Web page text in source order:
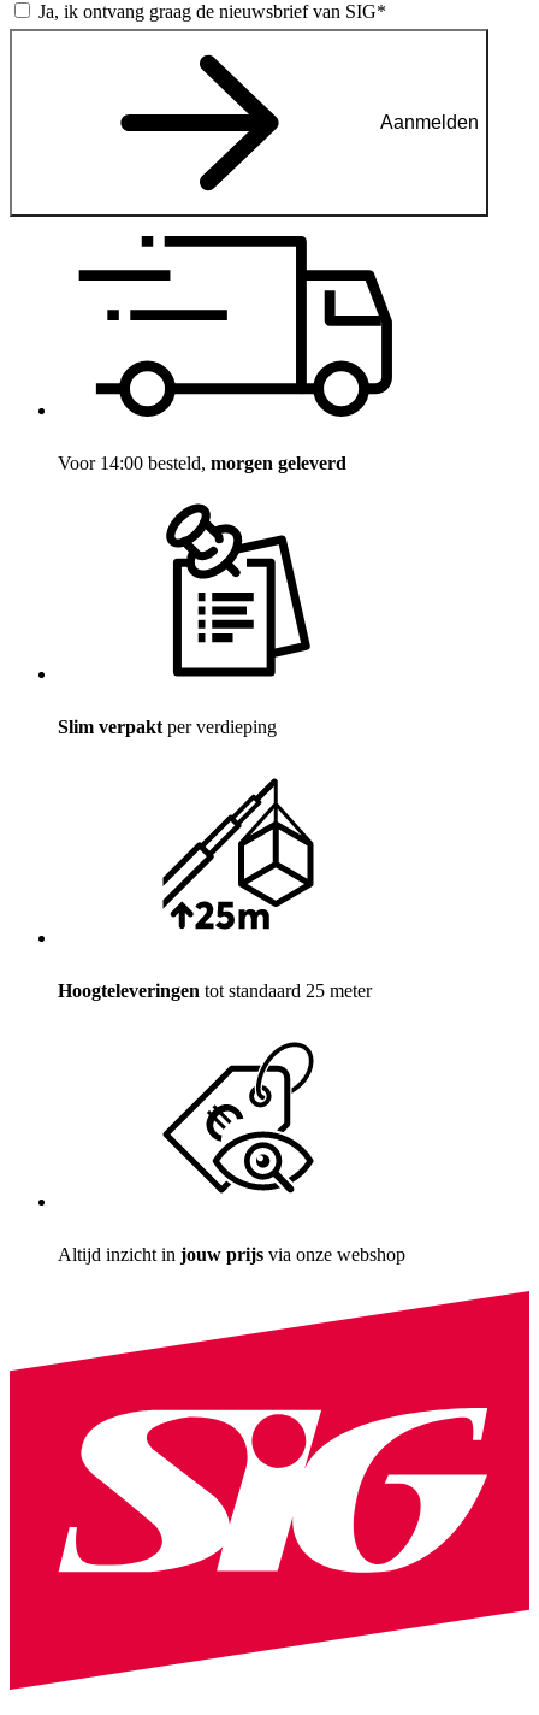
Ja, ik ontvang graag de nieuwsbrief van SIG*
Aanmelden
Voor 14:00 besteld, morgen geleverd
Slim verpakt per verdieping
Hoogteleveringen tot standaard 25 meter
Altijd inzicht in jouw prijs via onze webshop